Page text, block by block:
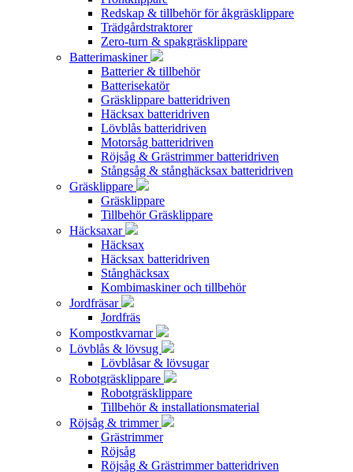
Redskap & tillbehör för åkgräsklippare
Trädgårdstraktorer
Zero-turn & spakgräsklippare
Batterimaskiner
Batterier & tillbehör
Batterisekatör
Gräsklippare batteridriven
Häcksax batteridriven
Lövblås batteridriven
Motorsåg batteridriven
Röjsåg & Grästrimmer batteridriven
Stångsåg & stånghäcksax batteridriven
Gräsklippare
Gräsklippare
Tillbehör Gräsklippare
Häcksaxar
Häcksax
Häcksax batteridriven
Stånghäcksax
Kombimaskiner och tillbehör
Jordfräsar
Jordfräs
Kompostkvarnar
Lövblås & lövsug
Lövblåsar & lövsugar
Robotgräsklippare
Robotgräsklippare
Tillbehör & installationsmaterial
Röjsåg & trimmer
Grästrimmer
Röjsåg
Röjsåg & Grästrimmer batteridriven